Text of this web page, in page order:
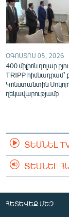
ՕԳՈՍՏՈՍ 05, 2026
400 միլիոն դոլար
TRIPP հիմնադրամ՝
Կոնստանտին
ղեկավարությամբ
ՏԵՍՆԵԼ
ՏԵՍՆԵԼ
ՀԵՏԵՎԵՔ ՄԵԶ